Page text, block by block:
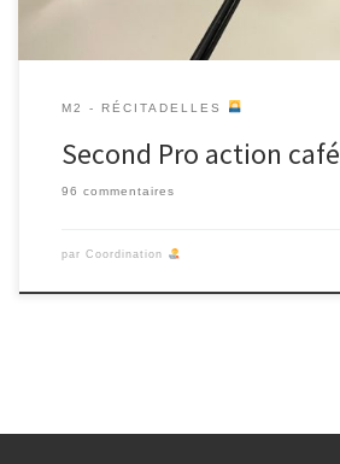
M2 - RÉCITADELLES
Second Pro action café
96 commentaires
par Coordination